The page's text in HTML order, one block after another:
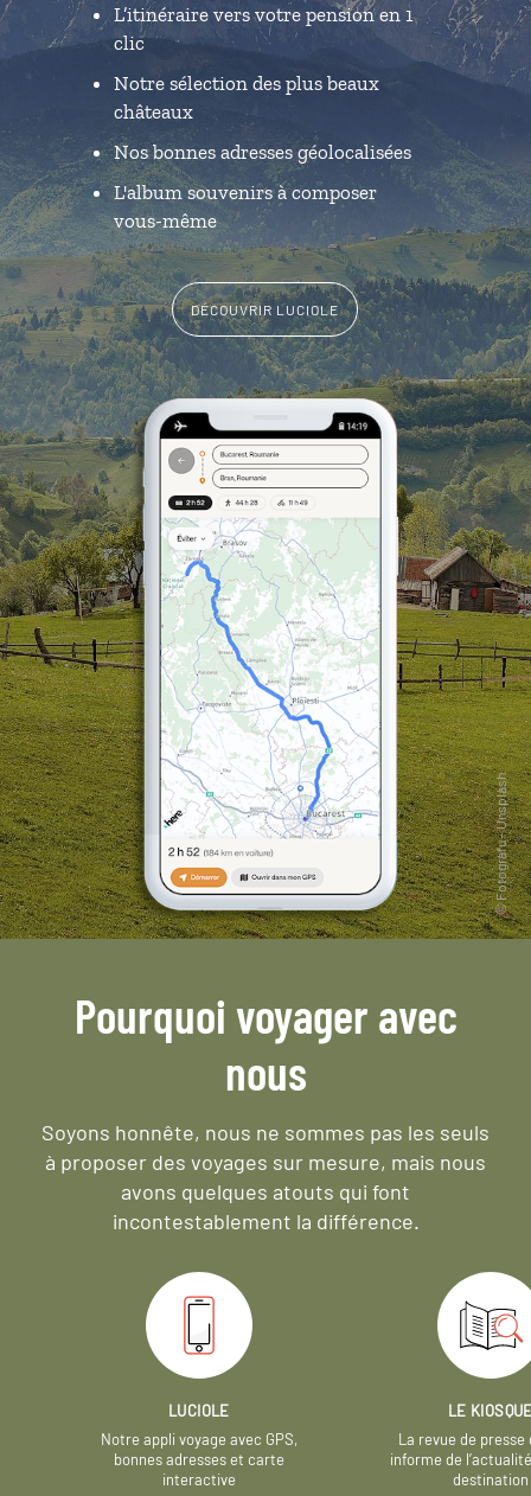
L’itinéraire vers votre pension en 1
clic
Notre sélection des plus beaux
châteaux
Nos bonnes adresses géolocalisées
L'album souvenirs à composer
vous-même
DÉCOUVRIR LUCIOLE
Pourquoi voyager avec
nous
Soyons honnête, nous ne sommes pas les seuls
à proposer des voyages sur mesure, mais nous
avons quelques atouts qui font
incontestablement la différence.
LUCIOLE
Notre appli voyage avec GPS,
bonnes adresses et carte
interactive
LE
La revue de presse
informe de
destination